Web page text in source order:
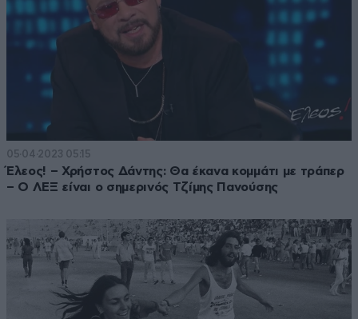
05·04·2023 05:15
Έλεος! – Χρήστος Δάντης: Θα έκανα κομμάτι με τράπερ
– Ο ΛΕΞ είναι ο σημερινός Τζίμης Πανούσης